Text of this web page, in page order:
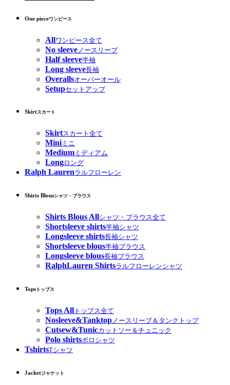
One pieceワンピース
Allワンピース全て
No sleeve ノースリーブ
Half sleeve半袖
Long sleeve長袖
Overallsオーバーオール
Setupセットアップ
Skirtスカート
Skirtスカート全て
Miniミニ
Medium ミディアム
Longロング
Ralph Laurenラルフローレン
Shirts Blousシャツ・ブラウス
Shirts Blous Allシャツ・ブラウス全て
Shortsleeve shirts半袖シャツ
Longsleeve shirts長袖シャツ
Shortsleeve blous半袖ブラウス
Longsleeve blous長袖ブラウス
RalphLauren Shirtsラルフローレンシャツ
Tops トップス
Tops All トップス全て
Nosleeve&Tanktopノースリーブ＆タンクトップ
Cutsew&Tunicカットソー＆チュニック
Polo shirtsポロシャツ
TshirtsTシャツ
Jacketジャケット